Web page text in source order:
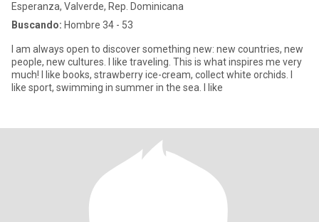
Esperanza, Valverde, Rep. Dominicana
Buscando: Hombre 34 - 53
I am always open to discover something new: new countries, new
people, new cultures. I like traveling. This is what inspires me very
much! I like books, strawberry ice-cream, collect white orchids. I
like sport, swimming in summer in the sea. I like